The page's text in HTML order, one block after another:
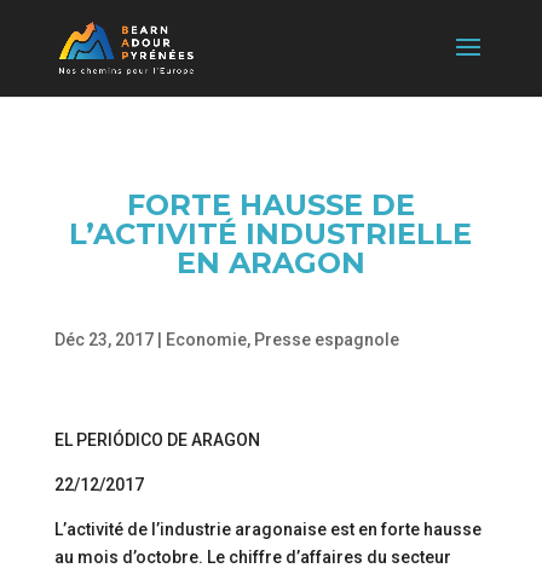
FORTE HAUSSE DE
L’ACTIVITÉ INDUSTRIELLE
EN ARAGON
Déc 23, 2017| Economie, Presse espagnole
EL PERIÓDICO DE ARAGON
22/12/2017
L’activité de l’industrie aragonaise est en forte hausse
au mois d’octobre. Le chiffre d’affaires du secteur